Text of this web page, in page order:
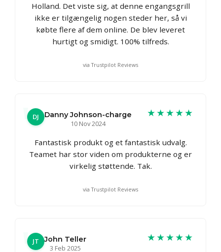
Holland. Det viste sig, at denne engangsgrill
ikke er tilgængelig nogen steder her, så vi
købte flere af dem online. De blev leveret
hurtigt og smidigt. 100% tilfreds.
via Trustpilot Reviews
DJ
Danny Johnson-charge
10 Nov 2024
★★★★★
Fantastisk produkt og et fantastisk udvalg.
Teamet har stor viden om produkterne og er
virkelig støttende. Tak.
via Trustpilot Reviews
JT
John Teller
3 Feb 2025
★★★★★